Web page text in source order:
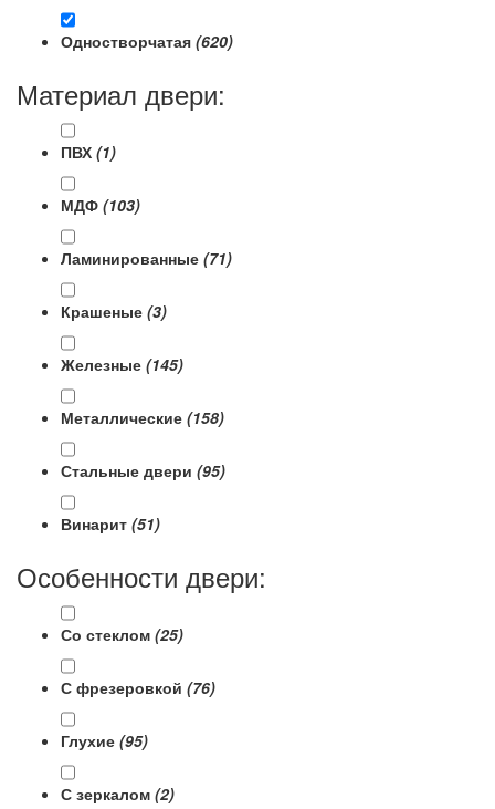
Одностворчатая (620)
Материал двери:
ПВХ (1)
МДФ (103)
Ламинированные (71)
Крашеные (3)
Железные (145)
Металлические (158)
Стальные двери (95)
Винарит (51)
Особенности двери:
Со стеклом (25)
С фрезеровкой (76)
Глухие (95)
С зеркалом (2)